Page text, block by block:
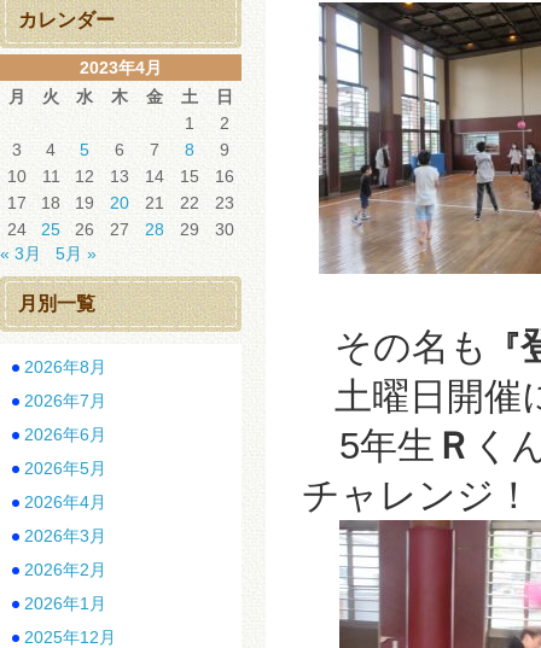
その名も 『
土曜日開催
5年生 Ｒ く
チャレンジ
カレンダー
2023年4月
月
火 水 木 金 土
日
1
2
3
4 5 6 7 8
9
10
11 12 13 14 15
16
17
18 19 20 21 22
23
24
25 26 27 28 29
30
« 3月
5月 »
月別一覧
2026年8月
2026年7月
2026年6月
2026年5月
2026年4月
2026年3月
2026年2月
2026年1月
2025年12月